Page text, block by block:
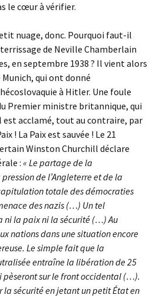
le cœur à vérifier.
nuage, donc. Pourquoi faut-il
de Neville Chamberlain
en septembre 1938 ? Il vient alors
Munich, qui ont donné
à Hitler. Une foule
Premier ministre britannique, qui
est acclamé, tout au contraire, par
! La Paix est sauvée ! Le 21
Winston Churchill déclare
: « Le partage de la
de l’Angleterre et de la
totale des démocraties
des nazis (…) Un tel
ni la paix ni la sécurité (…) Au
nations dans une situation encore
Le simple fait que la
entraîne la libération de 25
sur le front occidental (…).
la sécurité en jetant un petit État en